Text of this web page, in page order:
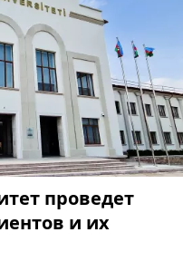
проведет
и их